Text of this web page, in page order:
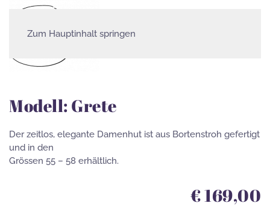
Zum Hauptinhalt springen
Modell: Grete
Der zeitlos, elegante Damenhut ist aus Bortenstroh gefertigt
und in den
Grössen 55 – 58 erhältlich.
€ 169,00